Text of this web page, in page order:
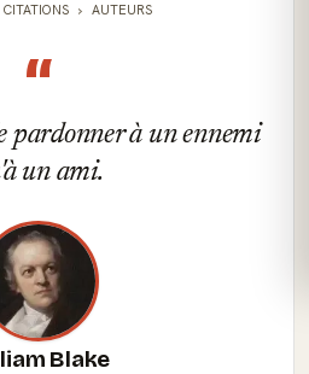
CITATIONS AUTEURS
“
pardonner à un ennemi
un ami.
Blake